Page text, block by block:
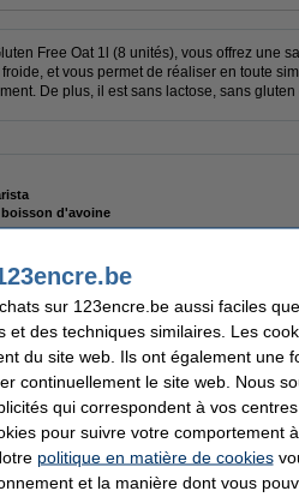
Free Oat 1l (8 unités), vous offrez une
et vous permet de réaliser en toute
De plus, il est sans lactose, sans
d'avoine
lait moussant végétal 1l (8 pièces)
lait moussant végétal 1 l (8 pièces)
sur 123encre.be aussi faciles
et des techniques similaires. Les
du site web. Ils ont également une
continuellement le site web. Nous
qui correspondent à vos
pour suivre votre comportement
politique en matière de cookies
et la manière dont vous